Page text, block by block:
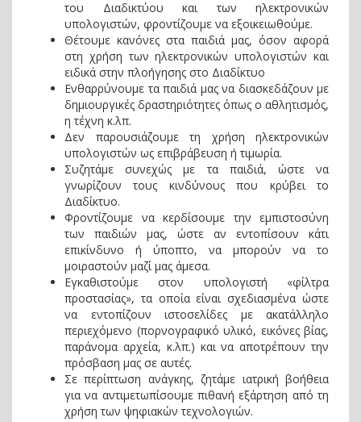
του Διαδικτύου και των ηλεκτρονικών
υπολογιστών, φροντίζουμε να εξοικειωθούμε.
Θέτουμε κανόνες στα παιδιά μας, όσον αφορά
στη χρήση των ηλεκτρονικών υπολογιστών και
ειδικά στην πλοήγησης στο Διαδίκτυο
Ενθαρρύνουμε τα παιδιά μας να διασκεδάζουν με
δημιουργικές δραστηριότητες όπως ο αθλητισμός,
η τέχνη κ.λπ.
Δεν παρουσιάζουμε τη χρήση ηλεκτρονικών
υπολογιστών ως επιβράβευση ή τιμωρία.
Συζητάμε συνεχώς με τα παιδιά, ώστε να
γνωρίζουν τους κινδύνους που κρύβει το
Διαδίκτυο.
Φροντίζουμε να κερδίσουμε την εμπιστοσύνη
των παιδιών μας, ώστε αν εντοπίσουν κάτι
επικίνδυνο ή ύποπτο, να μπορούν να το
μοιραστούν μαζί μας άμεσα.
Εγκαθιστούμε στον υπολογιστή «φίλτρα
προστασίας», τα οποία είναι σχεδιασμένα ώστε
να εντοπίζουν ιστοσελίδες με ακατάλληλο
περιεχόμενο (πορνογραφικό υλικό, εικόνες βίας,
παράνομα αρχεία, κ.λπ.) και να αποτρέπουν την
πρόσβαση μας σε αυτές.
Σε περίπτωση ανάγκης, ζητάμε ιατρική βοήθεια
για να αντιμετωπίσουμε πιθανή εξάρτηση από τη
χρήση των ψηφιακών τεχνολογιών.